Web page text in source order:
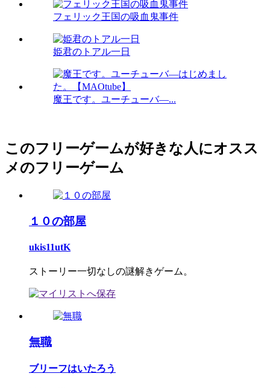
フェリック王国の吸血鬼事件
姫君のトアル一日
魔王です。ユーチューバ―...
このフリーゲームが好きな人にオスス
メのフリーゲーム
１０の部屋
ukis11utK
ストーリー一切なしの謎解きゲーム。
無職
ブリーフはいたろう